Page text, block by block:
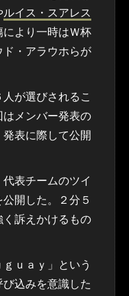
ルイス・スアレス
により一時はＷ杯
・アラウホらが
が選びされるこ
はメンバー発表の
表に際して公開
表チームのツイ
開した。２分５
く訴えかけるもの
ｕａｙ」という
込みを意識した